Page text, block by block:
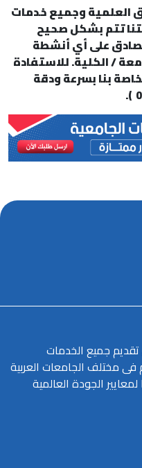
العلمية وجميع خدمات
تتم بشكل صحيح
على أي أنشطة
/ الكلية. للاستفادة
بنا بسرعة ودقة
جميع الخدمات
فى مختلف الجامعات العربية
الجودة العالمية